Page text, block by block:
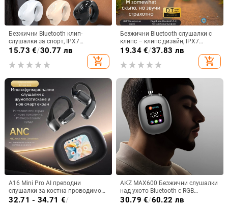
Безжични Bluetooth клип-
слушалки за спорт, IPX7
водоустойчиви, обхват до 10 м,
Bluetooth 5.0, живот на батерията
4–8 ч, ниска латентност за игри
15.73 €/30.77 лв
add_shopping_cart
Безжични Bluetooth слушалки с
клипс – клипс дизайн, IPX7
водоустойчивост, Bluetooth 5.4,
обхват 15 м, живот на батерията
над 8 ч
19.34€/37.83 лв
add_shopping_cart
A16 Mini Pro AI преводни
слушалки за костна проводимост
със цветен дисплей и
32.71 - 34.71 €/
AKZ MAX600 Безжични слушалки
над ухото Bluetooth с RGB
дисплей и четец за карти,
30.79 €/60.22 лв